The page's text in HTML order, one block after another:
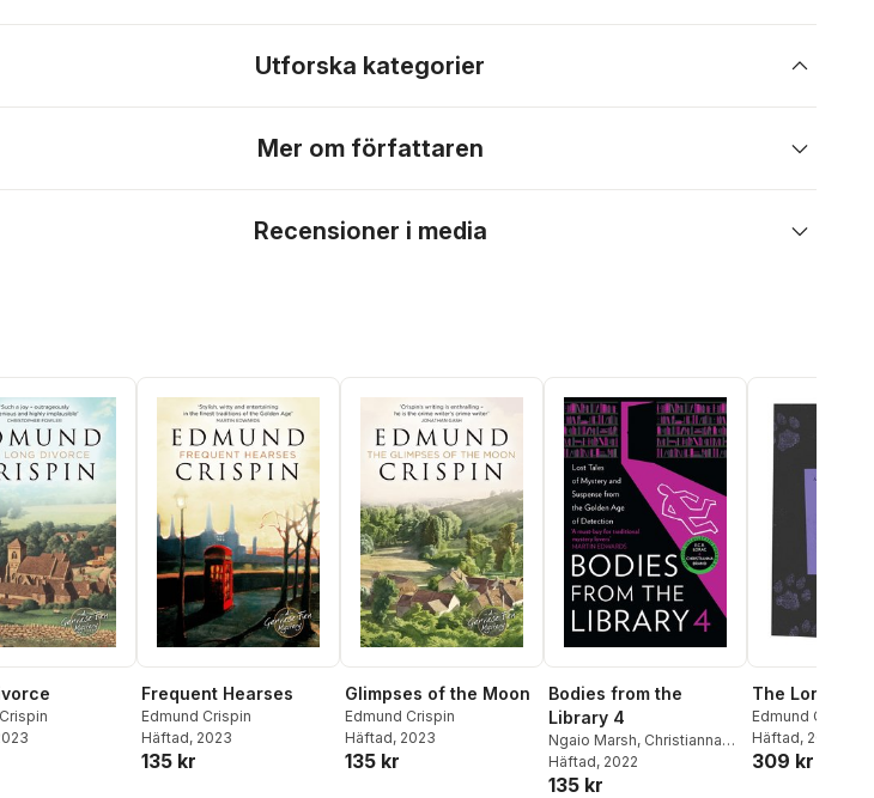
Utforska kategorier
Mer om författaren
Recensioner i media
Frequent Hearses
Edmund Crispin
Häftad, 2023
135 kr
Glimpses of the Moon
Edmund Crispin
Häftad, 2023
135 kr
Bodies from the
Library 4
Ngaio Marsh, Christianna
Brand,Edmund Crispin
Tony Medawar
Häftad, 2022
135 kr
The Long
Edmund Crispin
Häftad, 2023
309 kr